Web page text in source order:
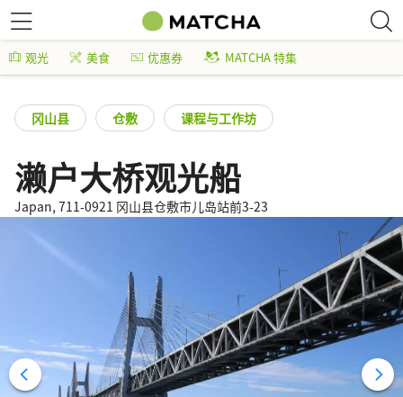
观光 美食 优惠券 MATCHA 特集
冈山县 仓敷 课程与工作坊
濑户大桥观光船
Japan, 711-0921 冈山县仓敷市儿岛站前3-23